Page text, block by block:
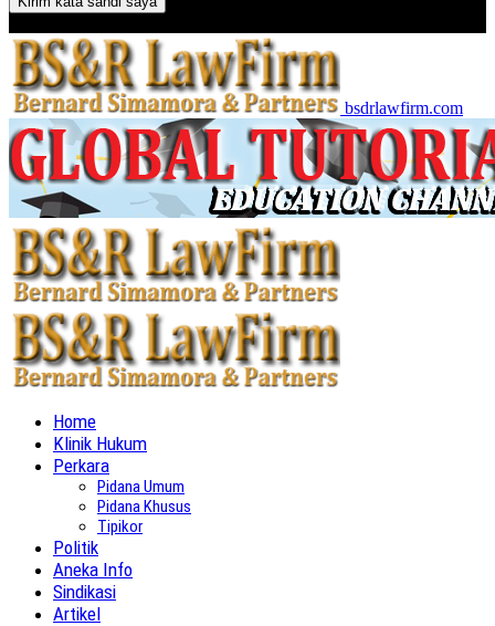
bsdrlawfirm.com
Home
Klinik Hukum
Perkara
Pidana Umum
Pidana Khusus
Tipikor
Politik
Aneka Info
Sindikasi
Artikel